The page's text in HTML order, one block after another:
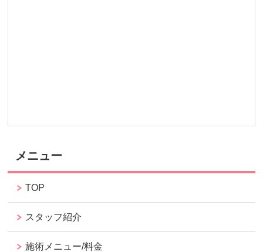
メニュー
TOP
スタッフ紹介
施術メニュー/料金